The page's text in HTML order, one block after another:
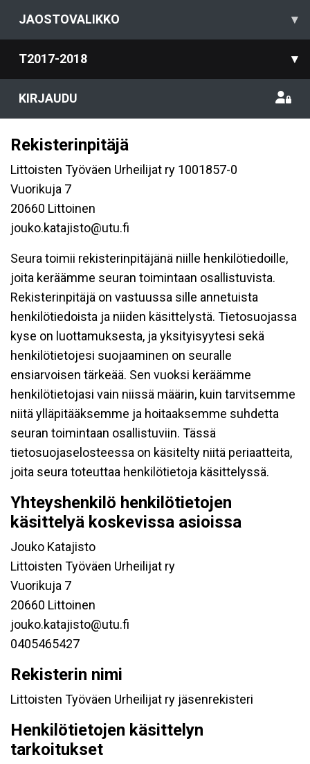
JAOSTOVALIKKO ▾
T2017-2018 ▾
KIRJAUDU
Rekisterinpitäjä
Littoisten Työväen Urheilijat ry 1001857-0
Vuorikuja 7
20660 Littoinen
jouko.katajisto@utu.fi
Seura toimii rekisterinpitäjänä niille henkilötiedoille,
joita keräämme seuran toimintaan osallistuvista.
Rekisterinpitäjä on vastuussa sille annetuista
henkilötiedoista ja niiden käsittelystä. Tietosuojassa
kyse on luottamuksesta, ja yksityisyytesi sekä
henkilötietojesi suojaaminen on seuralle
ensiarvoisen tärkeää. Sen vuoksi keräämme
henkilötietojasi vain niissä määrin, kuin tarvitsemme
niitä ylläpitääksemme ja hoitaaksemme suhdetta
seuran toimintaan osallistuviin. Tässä
tietosuojaselosteessa on käsitelty niitä periaatteita,
joita seura toteuttaa henkilötietoja käsittelyssä.
Yhteyshenkilö henkilötietojen
käsittelyä koskevissa asioissa
Jouko Katajisto
Littoisten Työväen Urheilijat ry
Vuorikuja 7
20660 Littoinen
jouko.katajisto@utu.fi
0405465427
Rekisterin nimi
Littoisten Työväen Urheilijat ry jäsenrekisteri
Henkilötietojen käsittelyn
tarkoitukset